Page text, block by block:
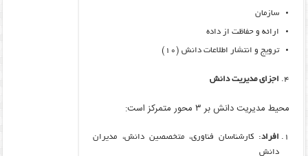
سازمان
ارائه و حفاظت از داده
ترویج و انتشار اطلاعات دانش (۱۰)
اجزای مدیریت دانش
محیط مدیریت دانش بر ۳ محور متمرکز است:
افراد: کارشناسان فناوری، متخصصین دانش، مدیران
دانش